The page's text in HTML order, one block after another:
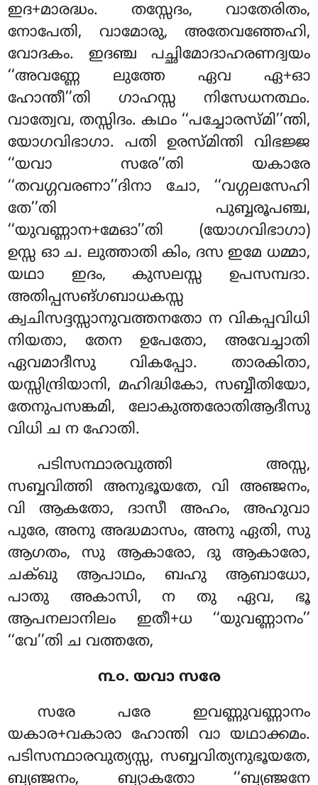
ഇദ+മാരദ്ധം. തസ്സേദം, വാതേരിതം,
നോപേതി, വാമോരു, അതേവഞ്ഞേഹി,
വോദകം. ഇദഞ്ച പച്ഛിമോദാഹരണദ്വയം
‘‘അവണ്ണേ ലുത്തേ ഏവ ഏ+ഓ
ഹോന്തീ’’തി ഗാഹസ്സ നിസേധനത്ഥം.
വാത്വേവ, തസ്സിദം. കഥം ‘‘പച്ചോരസ്മി’’ന്തി,
യോഗവിഭാഗാ. പതി ഉരസ്മിന്തി വിഭജ്ജ
‘‘യവാ സരേ’’തി യകാരേ
‘‘തവഗ്ഗവരണാ’’ദിനാ ചോ, ‘‘വഗ്ഗലസേഹി
തേ’’തി പുബ്ബരൂപഞ്ച,
‘‘യുവണ്ണാന+മേഓ’’തി (യോഗവിഭാഗാ)
ഉസ്സ ഓ ച. ലുത്താതി കിം, ദസ ഇമേ ധമ്മാ,
യഥാ ഇദം, കുസലസ്സ ഉപസമ്പദാ.
അതിപ്പസങ്ഗബാധകസ്സ
ക്വചിസദ്ദസ്സാനുവത്തനതോ ന വികപ്പവിധി
നിയതാ, തേന ഉപേതോ, അവേച്ചാതി
ഏവമാദീസു വികപ്പോ. താരകിതാ,
യസ്സിന്ദ്രിയാനി, മഹിദ്ധികോ, സബ്ബീതിയോ,
തേനുപസങ്കമി, ലോകുത്തരോതിആദീസു
വിധി ച ന ഹോതി.
പടിസന്ഥാരവുത്തി അസ്സ,
സബ്ബവിത്തി അനുഭൂയതേ, വി അഞ്ജനം,
വി ആകതോ, ദാസീ അഹം, അഹുവാ
പുരേ, അനു അദ്ധമാസം, അനു ഏതി, സു
ആഗതം, സു ആകാരോ, ദു ആകാരോ,
ചക്ഖു ആപാഥം, ബഹു ആബാധോ,
പാതു അകാസി, ന തു ഏവ, ഭൂ
ആപനലാനിലം ഇതീ+ധ ‘‘യുവണ്ണാനം’’
‘‘വേ’’തി ച വത്തതേ,
൩൦. യവാ സരേ
സരേ പരേ ഇവണ്ണുവണ്ണാനം
യകാര+വകാരാ ഹോന്തി വാ യഥാക്കമം.
പടിസന്ഥാരവുത്യസ്സ, സബ്ബവിത്യനുഭൂയതേ,
ബ്യഞ്ജനം, ബ്യാകതോ ‘‘ബ്യഞ്ജനേ